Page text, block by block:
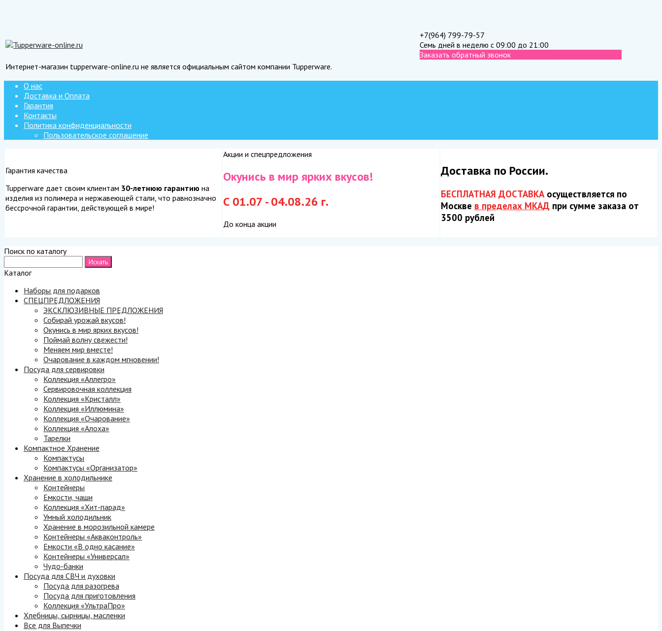
+7(964) 799-79-57
Семь дней в неделю с 09:00 до 21:00
Заказать обратный звонок
Интернет-магазин tupperware-online.ru не является официальным сайтом компании Tupperware.
О нас
Доставка и Оплата
Гарантия
Контакты
Политика конфиденциальности
Пользовательское соглашение
Гарантия качества
Tupperware дает своим клиентам 30-летнюю гарантию на
изделия из полимера и нержавеющей стали, что равнозначно
бессрочной гарантии, действующей в мире!
Акции и спецпредложения
Окунись в мир ярких вкусов!
С 01.07 - 04.08.26 г.
До конца акции
Доставка по России.
БЕСПЛАТНАЯ ДОСТАВКАосуществляется по
Москве в пределах МКАД при сумме заказа от
3500 рублей
Поиск по каталогу
Каталог
Наборы для подарков
СПЕЦПРЕДЛОЖЕНИЯ
ЭКСКЛЮЗИВНЫЕ ПРЕДЛОЖЕНИЯ
Собирай урожай вкусов!
Окунись в мир ярких вкусов!
Поймай волну свежести!
Меняем мир вместе!
Очарование в каждом мгновении!
Посуда для сервировки
Коллекция «Аллегро»
Сервировочная коллекция
Коллекция «Кристалл»
Коллекция «Иллюмина»
Коллекция «Очарование»
Коллекция «Алоха»
Тарелки
Компактное Хранение
Компактусы
Компактусы «Организатор»
Хранение в холодильнике
Контейнеры
Емкости, чаши
Коллекция «Хит-парад»
Умный холодильник
Хранение в морозильной камере
Контейнеры «Акваконтроль»
Емкости «В одно касание»
Контейнеры «Универсал»
Чудо-банки
Посуда для СВЧ и духовки
Посуда для разогрева
Посуда для приготовления
Коллекция «УльтраПро»
Хлебницы, сырницы, масленки
Все для Выпечки